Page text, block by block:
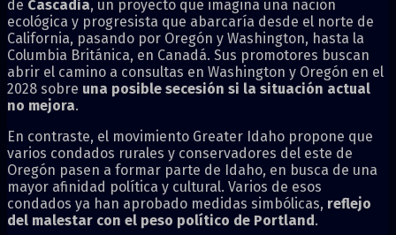
de Cascadia, un proyecto que imagina una nación
ecológica y progresista que abarcaría desde el norte de
California, pasando por Oregón y Washington, hasta la
Columbia Británica, en Canadá. Sus promotores buscan
abrir el camino a consultas en Washington y Oregón en el
2028 sobre una posible secesión si la situación actual
no mejora.
En contraste, el movimiento Greater Idaho propone que
varios condados rurales y conservadores del este de
Oregón pasen a formar parte de Idaho, en busca de una
mayor afinidad política y cultural. Varios de esos
condados ya han aprobado medidas simbólicas, reflejo
del malestar con el peso político de Portland.